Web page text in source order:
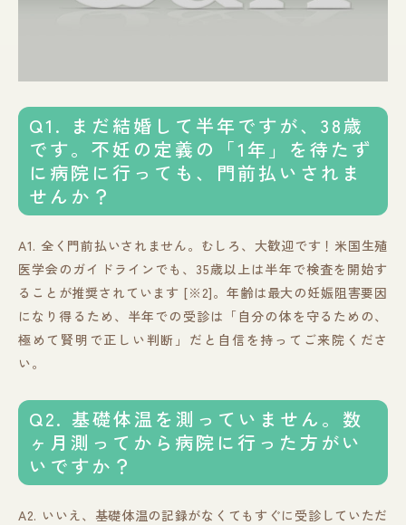
Q1. まだ結婚して半年ですが、38歳
です。不妊の定義の「1年」を待たず
に病院に行っても、門前払いされま
せんか？
A1. 全く門前払いされません。むしろ、大歓迎です！米国生殖
医学会のガイドラインでも、35歳以上は半年で検査を開始す
ることが推奨されています [※2]。年齢は最大の妊娠阻害要因
になり得るため、半年での受診は「自分の体を守るための、
極めて賢明で正しい判断」だと自信を持ってご来院くださ
い。
Q2. 基礎体温を測っていません。数
ヶ月測ってから病院に行った方がい
いですか？
A2. いいえ、基礎体温の記録がなくてもすぐに受診していただ